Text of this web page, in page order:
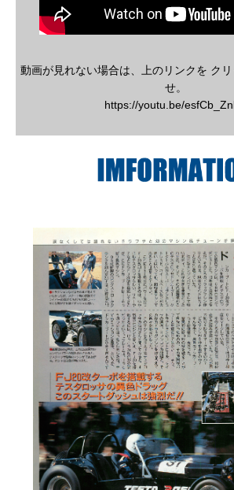
動画が見れない場合は、上のリンクを ク
せ。
https://youtu.be/